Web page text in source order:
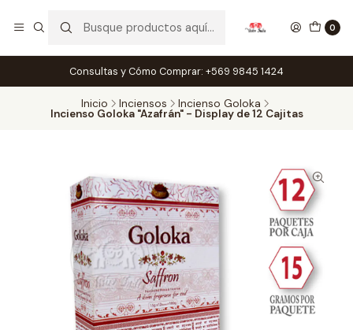
0
Consultas y Cómo Comprar: +569 9845 1424
Inicio Inciensos Incienso Goloka
Incienso Goloka "Azafrán" - Display de 12 Cajitas